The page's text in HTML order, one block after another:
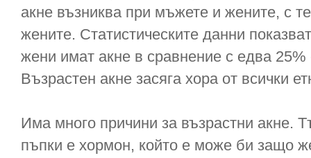
акне възниква при мъжете и жените, с
жените. Статистическите данни
жени имат акне в сравнение с едва
Възрастен акне засяга хора от всички
Има много причини за възрастни акне.
пъпки е хормон, който е може би защо